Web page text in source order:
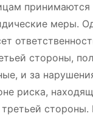
меры.
стороны,
и за
риска,